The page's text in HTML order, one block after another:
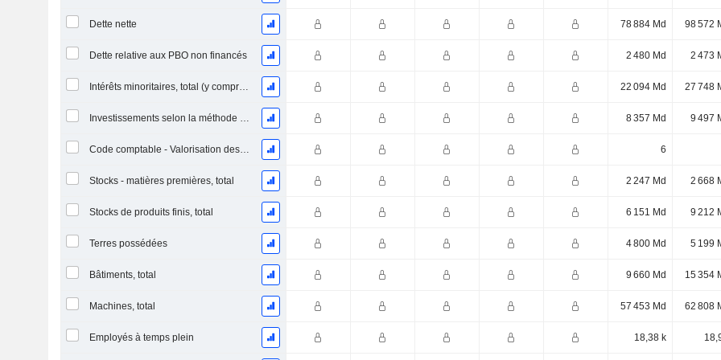
Dette nette 78 884 Md 98 572
Dette relative aux PBO non financés 2 480 Md 2 473
Intérêts minoritaires, total (y compris la division financière) 22 094 Md 27 748
Investissements selon la méthode de la mise en équivalence, total 8 357 Md 9 497
Code comptable - Valorisation des stocks 6
Stocks - matières premières, total 2 247 Md 2 668
Stocks de produits finis, total 6 151 Md 9 212
Terres possédées 4 800 Md 5 199
Bâtiments, total 9 660 Md 15 354
Machines, total 57 453 Md 62 808
Employés à temps plein 18,38 k